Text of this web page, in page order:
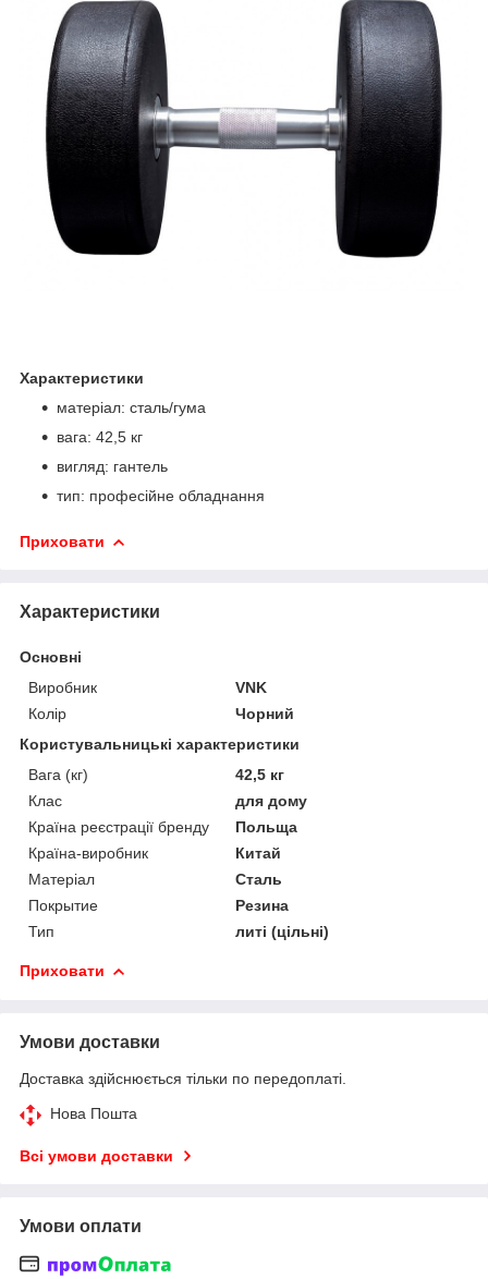
Характеристики
матеріал: сталь/гума
вага: 42,5 кг
вигляд: гантель
тип: професійне обладнання
Приховати
Характеристики
Основні
Виробник
VNK
Колір
Чорний
Користувальницькі характеристики
Вага (кг)
42,5 кг
Клас
для дому
Країна реєстрації бренду
Польща
Країна-виробник
Китай
Матеріал
Сталь
Покрытие
Резина
Тип
литі (цільні)
Приховати
Умови доставки
Доставка здійснюється тільки по передоплаті.
Нова Пошта
Всі умови доставки
Умови оплати